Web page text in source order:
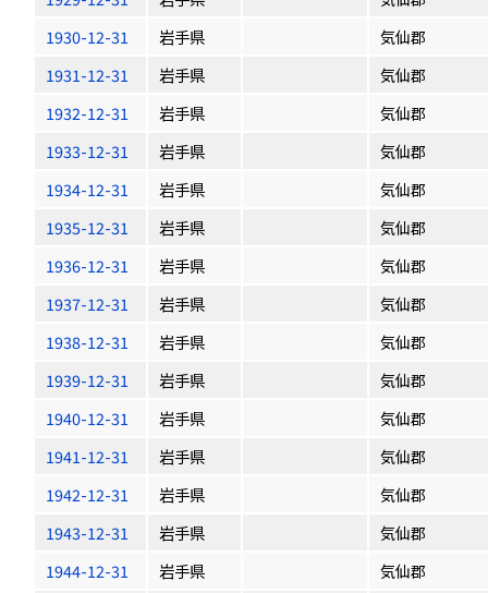
1930-12-31
岩手県
気仙郡
1931-12-31
岩手県
気仙郡
1932-12-31
岩手県
気仙郡
1933-12-31
岩手県
気仙郡
1934-12-31
岩手県
気仙郡
1935-12-31
岩手県
気仙郡
1936-12-31
岩手県
気仙郡
1937-12-31
岩手県
気仙郡
1938-12-31
岩手県
気仙郡
1939-12-31
岩手県
気仙郡
1940-12-31
岩手県
気仙郡
1941-12-31
岩手県
気仙郡
1942-12-31
岩手県
気仙郡
1943-12-31
岩手県
気仙郡
1944-12-31
岩手県
気仙郡